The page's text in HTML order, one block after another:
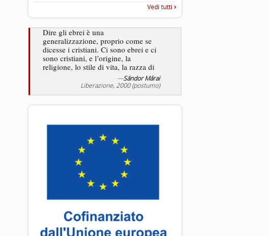
Vedi tutti
Dire gli ebrei è una
generalizzazione, proprio come se
dicesse i cristiani. Ci sono ebrei e ci
sono cristiani, e l’origine, la
religione, lo stile di vita, la razza di
sicuro comportano tanti tratti...
—Sándor Márai
Liberazione, 2000 (postumo)